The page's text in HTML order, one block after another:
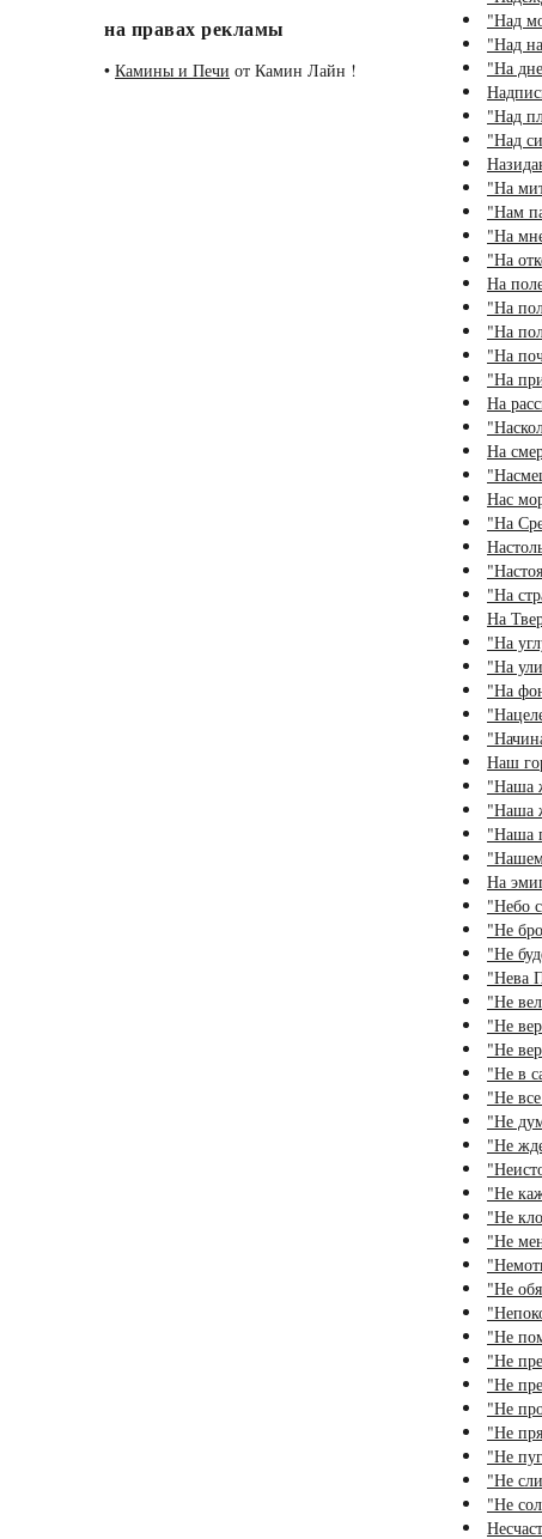
на правах рекламы
• Камины и Печи от Камин Лайн !
"Над
"Над
"На
"Над
"Над
"На
"Нам
"На
"На
На
"На
"На
"На
"На
На
На
Нас
"На
"На
На
"На
"На
"На
Наш
"Наша
"Наша
"Наша
На
"Небо
"Не
"Не
"Нева
"Не
"Не
"Не
"Не в
"Не
"Не
"Не
"Не
"Не
"Не
"Не
"Не
"Не
"Не
"Не
"Не
"Не
"Не
"Не